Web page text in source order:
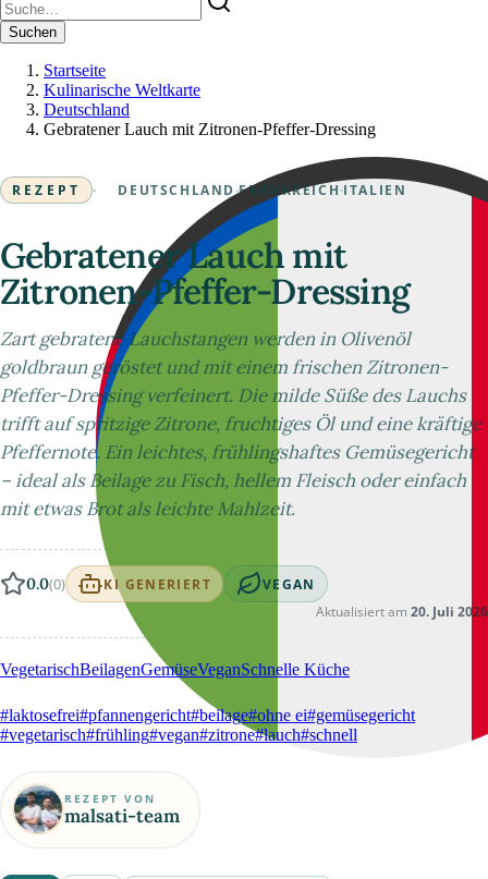
Suchen
Startseite
Kulinarische Weltkarte
Deutschland
Gebratener Lauch mit Zitronen-Pfeffer-Dressing
REZEPT · DEUTSCHLAND ·FRANKREICH ·ITALIEN
Gebratener Lauch mit
Zitronen-Pfeffer-Dressing
Zart gebratene Lauchstangen werden in Olivenöl
goldbraun geröstet und mit einem frischen Zitronen-
Pfeffer-Dressing verfeinert. Die milde Süße des Lauchs
trifft auf spritzige Zitrone, fruchtiges Öl und eine kräftige
Pfeffernote. Ein leichtes, frühlingshaftes Gemüsegericht
– ideal als Beilage zu Fisch, hellem Fleisch oder einfach
mit etwas Brot als leichte Mahlzeit.
0.0(0) KI GENERIERT VEGAN
Aktualisiert am 20. Juli 2026
VegetarischBeilagenGemüseVeganSchnelle Küche
#laktosefrei#pfannengericht#beilage#ohne ei#gemüsegericht
#vegetarisch#frühling#vegan#zitrone#lauch#schnell
REZEPT VON
malsati-team